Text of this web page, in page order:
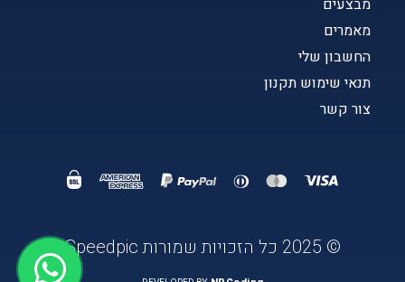
מאמרים
החשבון שלי
תנאי שימוש תקנון
צור קשר
© 2025 כל הזכויות שמורות Speedpic